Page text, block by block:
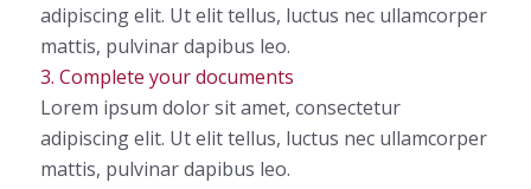
adipiscing elit. Ut elit tellus, luctus nec ullamcorper
mattis, pulvinar dapibus leo.
3. Complete your documents
Lorem ipsum dolor sit amet, consectetur
adipiscing elit. Ut elit tellus, luctus nec ullamcorper
mattis, pulvinar dapibus leo.